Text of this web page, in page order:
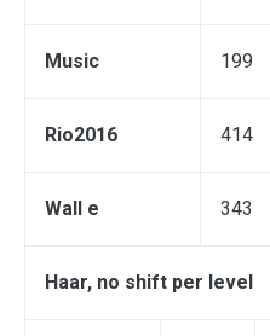
Music 199
Rio2016 414
Wall e 343
Haar, no shift per level